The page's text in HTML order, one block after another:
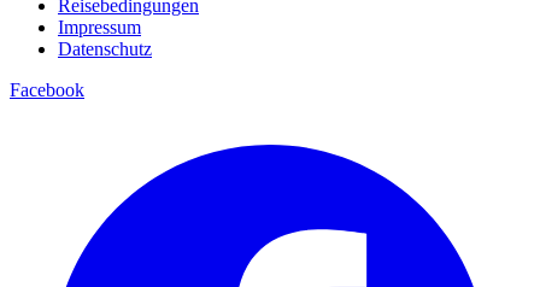
Reisebedingungen
Impressum
Datenschutz
Facebook